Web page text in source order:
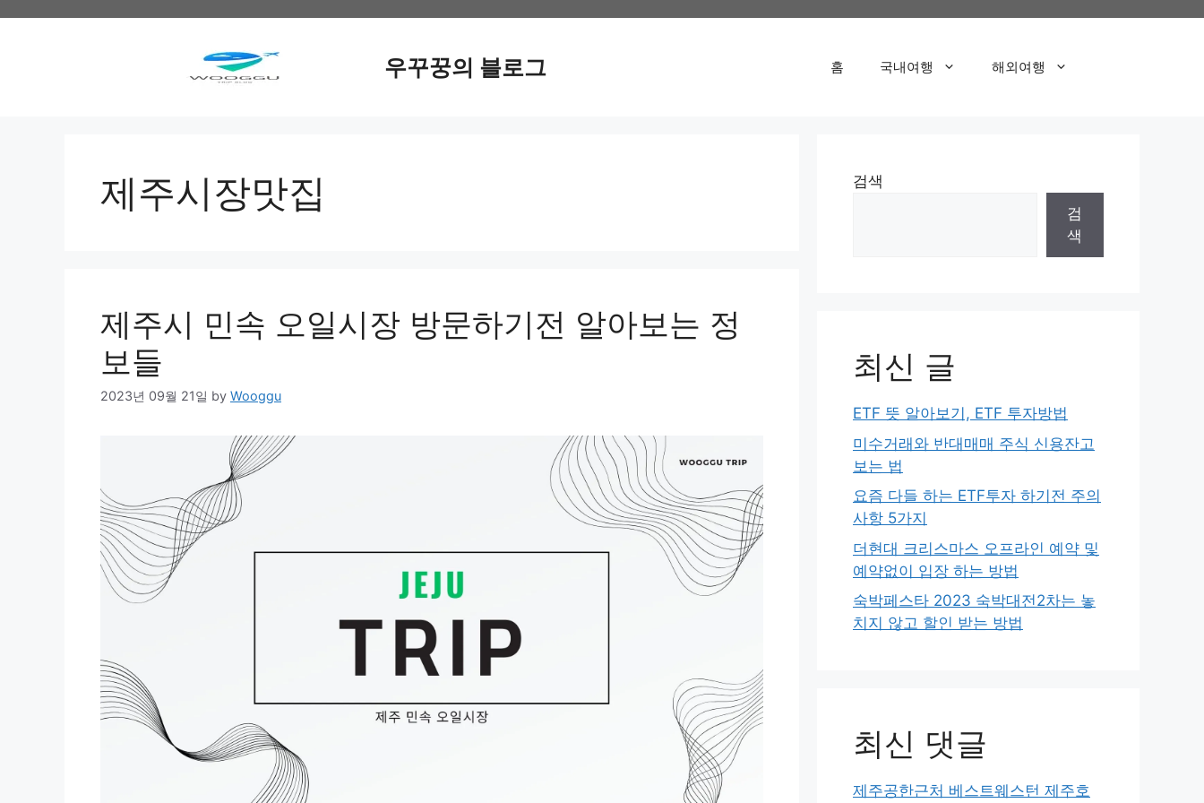
우꾸꿍의 블로그 홈 국내여행 해외여행
제주시장맛집
제주시 민속 오일시장 방문하기전 알아보는 정
보들
2023년 09월 21일 by Wooggu
검색
검
색
최신 글
ETF 뜻 알아보기, ETF 투자방법
미수거래와 반대매매 주식 신용잔고
보는 법
요즘 다들 하는 ETF투자 하기전 주의
사항 5가지
더현대 크리스마스 오프라인 예약 및
예약없이 입장 하는 방법
숙박페스타 2023 숙박대전2차는 놓
치지 않고 할인 받는 방법
최신 댓글
제주공한근처 베스트웨스턴 제주호